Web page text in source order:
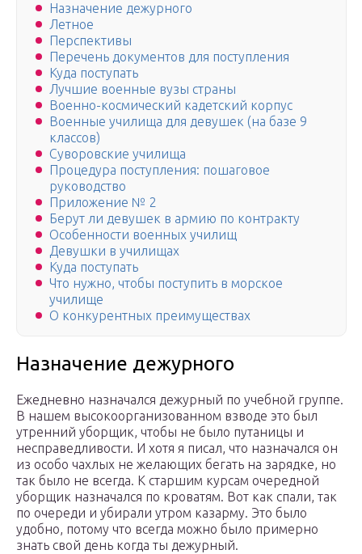
Назначение дежурного
Летное
Перспективы
Перечень документов для поступления
Куда поступать
Лучшие военные вузы страны
Военно-космический кадетский корпус
Военные училища для девушек (на базе 9
классов)
Суворовские училища
Процедура поступления: пошаговое
руководство
Приложение № 2
Берут ли девушек в армию по контракту
Особенности военных училищ
Девушки в училищах
Куда поступать
Что нужно, чтобы поступить в морское
училище
О конкурентных преимуществах
Назначение дежурного
Ежедневно назначался дежурный по учебной группе.
В нашем высокоорганизованном взводе это был
утренний уборщик, чтобы не было путаницы и
несправедливости. И хотя я писал, что назначался он
из особо чахлых не желающих бегать на зарядке, но
так было не всегда. К старшим курсам очередной
уборщик назначался по кроватям. Вот как спали, так
по очереди и убирали утром казарму. Это было
удобно, потому что всегда можно было примерно
знать свой день когда ты дежурный.